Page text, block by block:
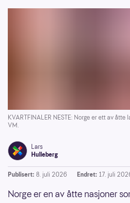
KVARTFINALER NESTE: Norge er ett av
VM.
Lars
Hulleberg
Publisert: 8. juli 2026 Endret: 17. juli
Norge er en av åtte nasjoner